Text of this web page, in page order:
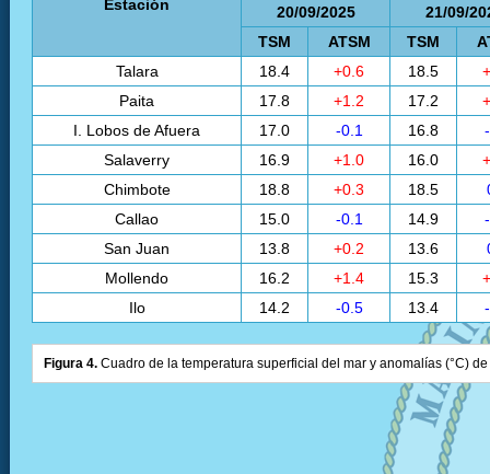
Estación 20/09/2025
21/09/
TSM
ATSM TSM
Talara
18.4 +0.6 18.5
Paita
17.8 +1.2 17.2
I. Lobos de Afuera
17.0 -0.1 16.8
Salaverry
16.9 +1.0 16.0
Chimbote
18.8 +0.3 18.5
Callao
15.0 -0.1 14.9
San Juan
13.8 +0.2 13.6
Mollendo
16.2 +1.4 15.3
Ilo
14.2 -0.5 13.4
Figura 4. Cuadro de la temperatura superficial del mar y anomalías (°C)